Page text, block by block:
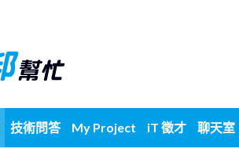
技術問答 My Project iT 徵才 聊天室